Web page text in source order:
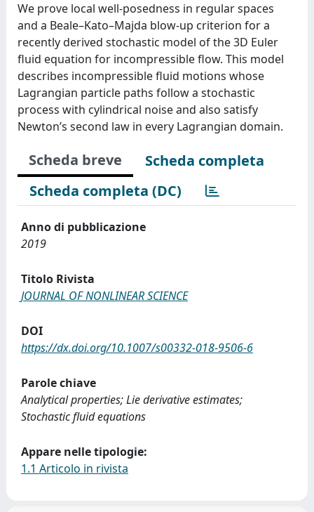
We prove local well-posedness in regular spaces
and a Beale–Kato–Majda blow-up criterion for a
recently derived stochastic model of the 3D Euler
fluid equation for incompressible flow. This model
describes incompressible fluid motions whose
Lagrangian particle paths follow a stochastic
process with cylindrical noise and also satisfy
Newton’s second law in every Lagrangian domain.
Scheda breve
Scheda completa
Scheda completa (DC)
Anno di pubblicazione
2019
Titolo Rivista
JOURNAL OF NONLINEAR SCIENCE
DOI
https://dx.doi.org/10.1007/s00332-018-9506-6
Parole chiave
Analytical properties; Lie derivative estimates;
Stochastic fluid equations
Appare nelle tipologie:
1.1 Articolo in rivista